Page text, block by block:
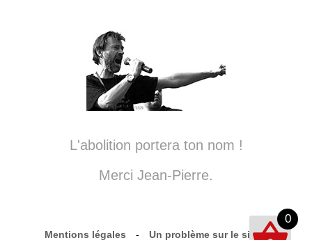
L'abolition portera ton nom !
Merci Jean-Pierre.
Mentions légales - Un problème sur le site ?
0